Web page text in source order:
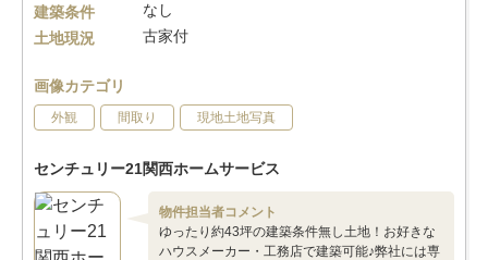
建築条件
なし
土地現況
古家付
画像カテゴリ
外観 間取り 現地土地写真
センチュリー21関西ホームサービス
物件担当者コメント
ゆったり約43坪の建築条件無し土地！お好きな
ハウスメーカー・工務店で建築可能♪弊社には専